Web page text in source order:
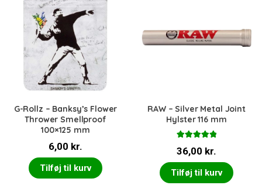
G-Rollz – Banksy’s Flower
Thrower Smellproof
100×125 mm
6,00 kr.
Tilføj til kurv
RAW – Silver Metal Joint
Hylster 116 mm
5.00ud af 5
36,00 kr.
Tilføj til kurv